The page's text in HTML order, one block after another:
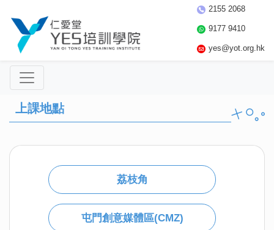
2155 2068
9177 9410
yes@yot.org.hk
上課地點
荔枝角
屯門創意媒體區(CMZ)